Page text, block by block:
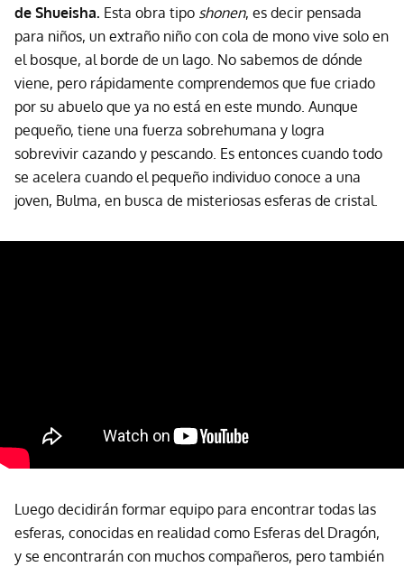
de Shueisha. Esta obra tipo shonen, es decir pensada
para niños, un extraño niño con cola de mono vive solo en
el bosque, al borde de un lago. No sabemos de dónde
viene, pero rápidamente comprendemos que fue criado
por su abuelo que ya no está en este mundo. Aunque
pequeño, tiene una fuerza sobrehumana y logra
sobrevivir cazando y pescando. Es entonces cuando todo
se acelera cuando el pequeño individuo conoce a una
joven, Bulma, en busca de misteriosas esferas de cristal.
Luego decidirán formar equipo para encontrar todas las
esferas, conocidas en realidad como Esferas del Dragón,
y se encontrarán con muchos compañeros, pero también